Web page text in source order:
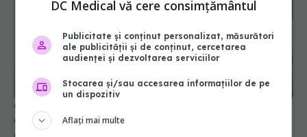
Ce înseamnă durerea din spatele capului și ce
cauze o provoacă
08 apr 2026, 09:41
DC Medical vă cere consimțământul
Publicitate și conținut personalizat, măsurători
ale publicității și de conținut, cercetarea
audienței și dezvoltarea serviciilor
Stocarea și/sau accesarea informațiilor de pe
un dispozitiv
Aflați mai multe